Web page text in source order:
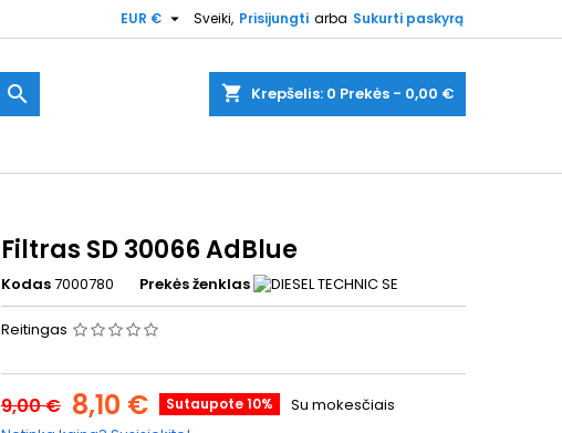
Sveiki, Prisijungti arba Sukurti paskyrą
EUR € 
shopping_cart Krepšelis: 0 Prekės - 0,00 €

Filtras SD 30066 AdBlue
Kodas7000780 Prekės ženklas
Reitingas
9,00 € 8,10 € Sutaupote 10%
Su mokesčiais